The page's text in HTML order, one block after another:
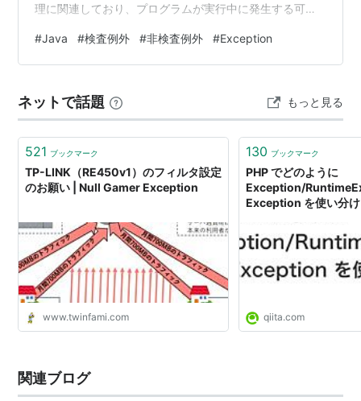
理に関連しており、プログラムが実行中に発生する可能
れます。 超ざっくり言えば、コンパイルのタイミングで
検査するかしないかで分けられる例外です。1. 検査例外
中に発生する可能性のある例外がコンパイル時に検査さ
れる例外です。 関数やメソッドが検査例外をスローする
可能性がある場合…
#Java #検査例外 #非検査例外 #Exception
ネットで話題 もっと見る
521 ブックマーク
TP-LINK（RE450v1）のフィルタ設定
のお願い | Null Gamer Exception
www.twinfami.com
130 ブックマーク
PHP でどのように
Exception/
Exception を使い分
qiita.com
関連ブログ